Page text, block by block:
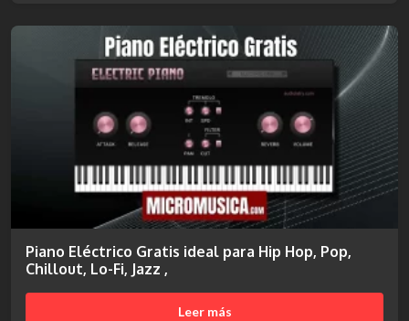
Piano Eléctrico Gratis ideal para Hip Hop, Pop,
Chillout, Lo-Fi, Jazz ,
Leer más